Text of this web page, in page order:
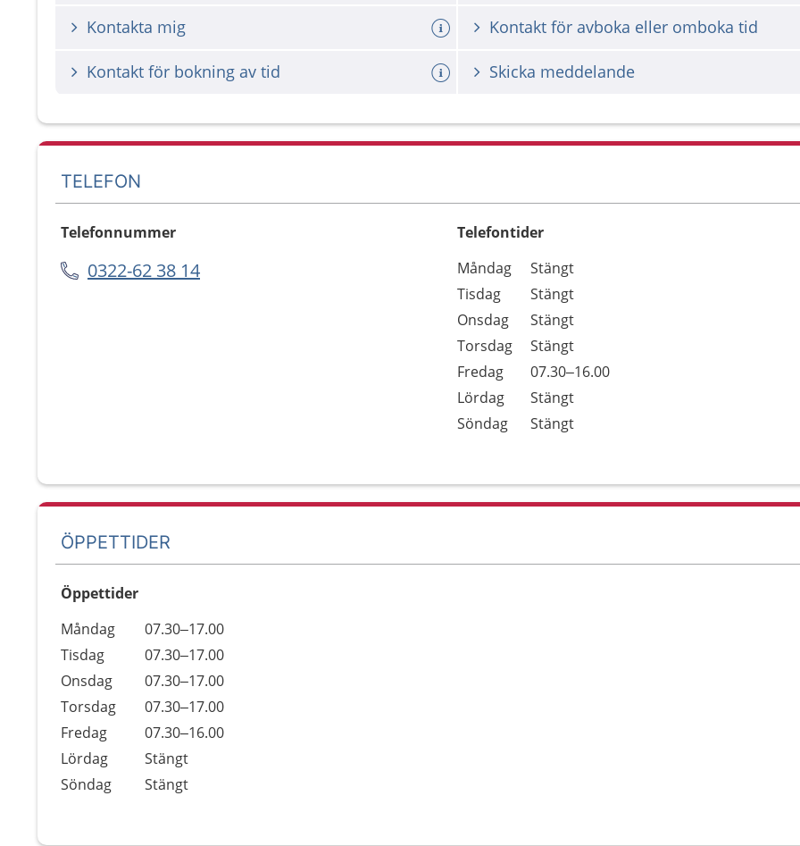
Kontakta mig Kontakt för avboka eller omboka tid
Kontakt för bokning av tid Skicka meddelande
TELEFON
Telefonnummer
0322-62 38 14
Telefontider
Dag
Öppettider
Kommentarer
Måndag
Stängt
Tisdag
Stängt
Onsdag
Stängt
Torsdag
Stängt
Fredag
07.30–16.00
Lördag
Stängt
Söndag
Stängt
ÖPPETTIDER
Öppettider
Dag
Öppettider
Kommentarer
Måndag
07.30–17.00
Tisdag
07.30–17.00
Onsdag
07.30–17.00
Torsdag
07.30–17.00
Fredag
07.30–16.00
Lördag
Stängt
Söndag
Stängt